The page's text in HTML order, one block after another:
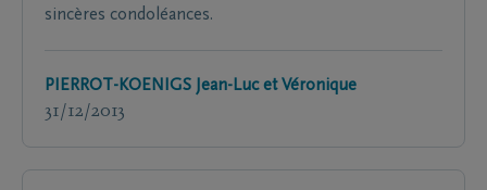
sincères condoléances.
PIERROT-KOENIGS Jean-Luc et Véronique
31/12/2013